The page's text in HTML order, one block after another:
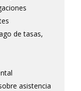
de tasas,
asistencia